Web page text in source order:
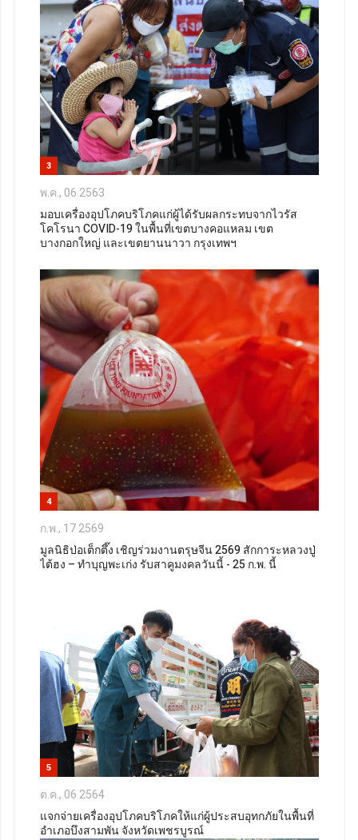
3
พ.ค., 06 2563
มอบเครื่องอุปโภคบริโภคแก่ผู้ได้รับผลกระทบจากไวรัส
โคโรนา COVID-19 ในพื้นที่เขตบางคอแหลม เขต
บางกอกใหญ่ และเขตยานนาวา กรุงเทพฯ
4
ก.พ., 17 2569
มูลนิธิป่อเต็กตึ๊ง เชิญร่วมงานตรุษจีน 2569 สักการะหลวงปู่
ไต้ฮง – ทำบุญพะเก่ง รับสาคูมงคลวันนี้ - 25 ก.พ. นี้
5
ต.ค., 06 2564
แจกจ่ายเครื่องอุปโภคบริโภคให้แก่ผู้ประสบอุทกภัยในพื้นที่
อำเภอบึงสามพัน จังหวัดเพชรบูรณ์